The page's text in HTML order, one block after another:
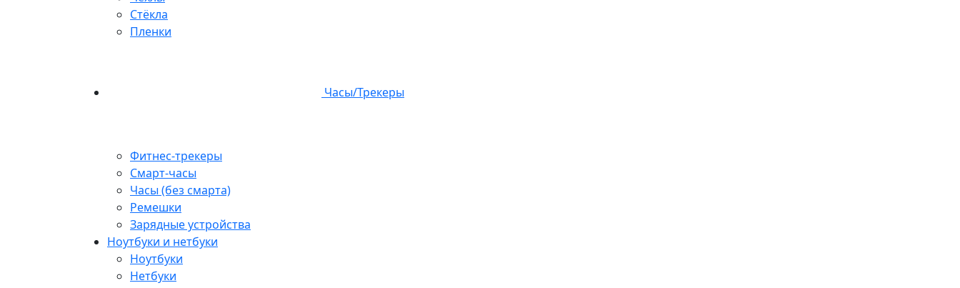
Стёкла
Пленки
Часы/Трекеры
Фитнес-трекеры
Смарт-часы
Часы (без смарта)
Ремешки
Зарядные устройства
Ноутбуки и нетбуки
Ноутбуки
Нетбуки